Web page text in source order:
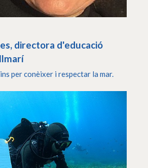
directora d'educació
per conèixer i respectar la mar.